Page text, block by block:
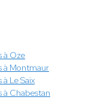
à Oze
à Montmaur
Le Saix
à Chabestan